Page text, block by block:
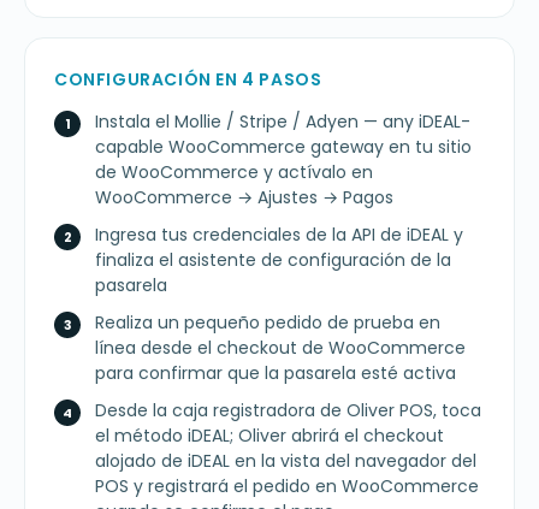
CONFIGURACIÓN EN 4 PASOS
Instala el Mollie / Stripe / Adyen — any iDEAL-
capable WooCommerce gateway en tu sitio
de WooCommerce y actívalo en
WooCommerce → Ajustes → Pagos
Ingresa tus credenciales de la API de iDEAL y
finaliza el asistente de configuración de la
pasarela
Realiza un pequeño pedido de prueba en
línea desde el checkout de WooCommerce
para confirmar que la pasarela esté activa
Desde la caja registradora de Oliver POS, toca
el método iDEAL; Oliver abrirá el checkout
alojado de iDEAL en la vista del navegador del
POS y registrará el pedido en WooCommerce